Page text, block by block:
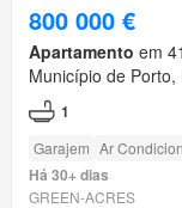
800 000 €
Apartamento em
Município de
1
Garajem Ar
Há 30+ dias
GREEN-ACRES